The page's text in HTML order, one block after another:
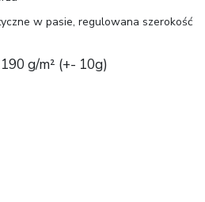
w pasie, regulowana szerokość
190 g/m² (+- 10g)